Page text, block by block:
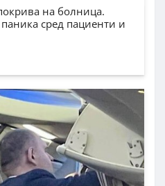
на болница.
сред пациенти и